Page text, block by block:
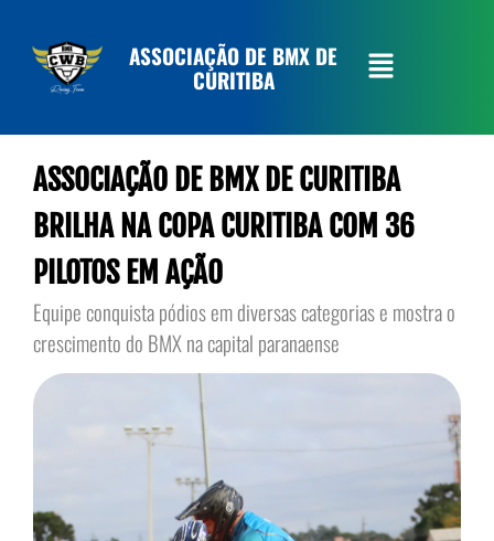
ASSOCIAÇÃO DE BMX DE
CURITIBA
ASSOCIAÇÃO DE BMX DE CURITIBA
BRILHA NA COPA CURITIBA COM 36
PILOTOS EM AÇÃO
Equipe conquista pódios em diversas categorias e mostra o
crescimento do BMX na capital paranaense